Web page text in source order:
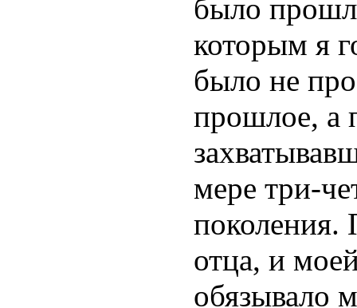
было
которым я
было не
прошлое, а
мере три-
поколения.
отца, и
обязывало